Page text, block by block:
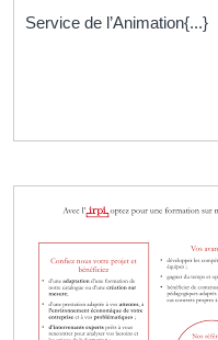
Service de l’Animation{...}